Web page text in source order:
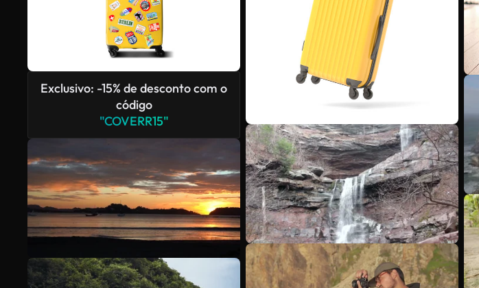
Exclusivo: -15% de desconto com o
código
"COVERR15"